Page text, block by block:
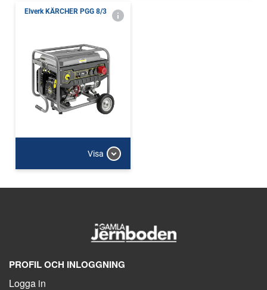
Elverk KÄRCHER PGG 8/3
Visa
PROFIL OCH INLOGGNING
Logga in